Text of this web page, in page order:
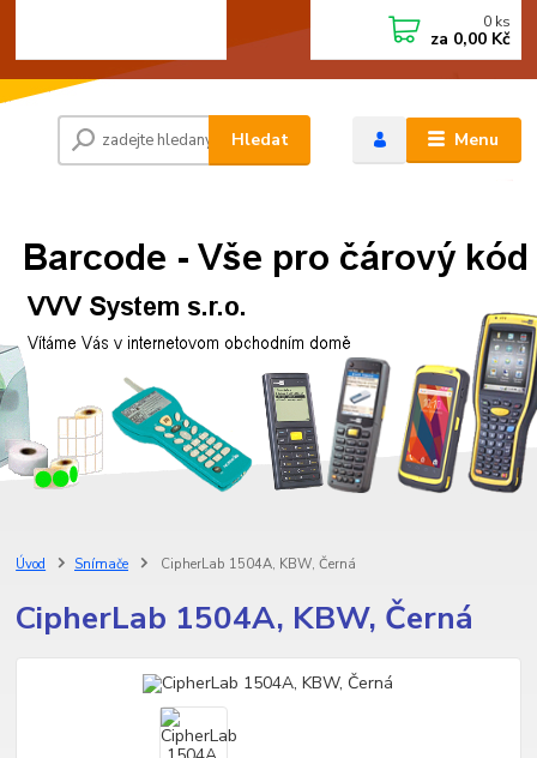
Menu
Hledat
0 ks
za 0,00 Kč
Úvod Snímače CipherLab 1504A, KBW, Černá
CipherLab 1504A, KBW, Černá